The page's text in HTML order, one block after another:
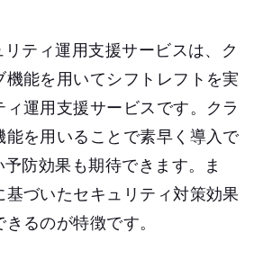
ティ運用支援サービスは、ク
機能を用いてシフトレフトを実
運用支援サービスです。クラ
能を用いることで素早く導入で
防効果も期待できます。ま
基づいたセキュリティ対策効果
るのが特徴です。